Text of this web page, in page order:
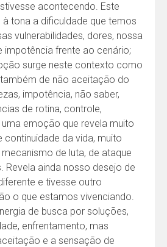
acontecendo. Este
tona a dificuldade que temos
vulnerabilidades, dores, nossa
impotência frente ao cenário;
surge neste contexto como
de não aceitação do
impotência, não saber,
de rotina, controle,
uma emoção que revela muito
continuidade da vida, muito
de luta, de ataque
Revela ainda nosso desejo de
e tivesse outro
o que estamos vivenciando.
de busca por soluções,
enfrentamento, mas
e a sensação de